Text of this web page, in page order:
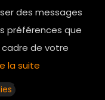
des messages
préférences que
cadre de votre
la suite
lundi au dimanche